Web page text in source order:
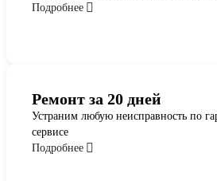
Подробнее
Ремонт за 20 дней
Устраним любую неисправность по
сервисе
Подробнее